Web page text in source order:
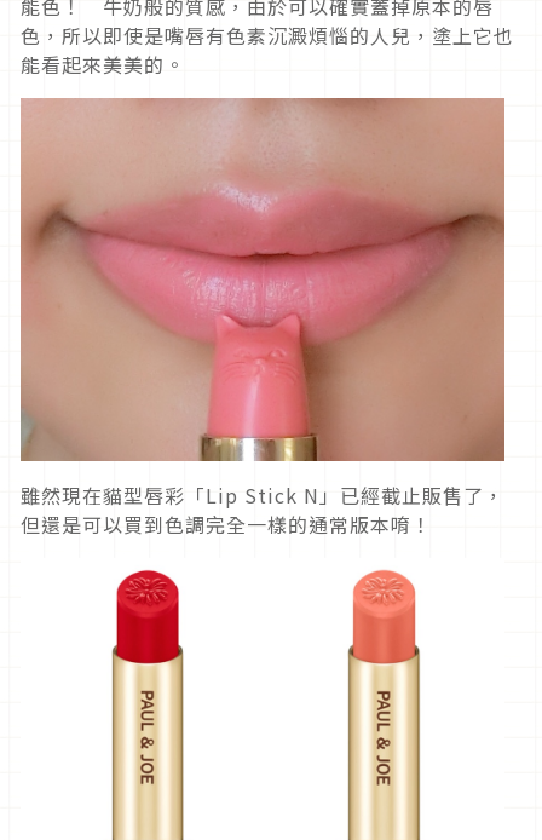
色，所以即使是嘴唇有色素沉澱煩惱的人兒，塗上它也
能看起來美美的。
雖然現在貓型唇彩「Lip Stick N」已經截止販售了，
但還是可以買到色調完全一樣的通常版本唷！